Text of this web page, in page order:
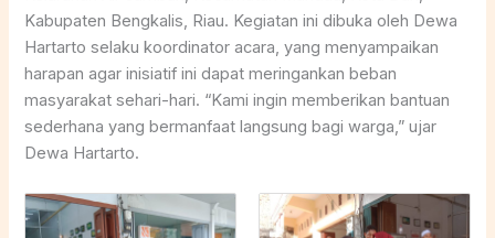
Kabupaten Bengkalis, Riau. Kegiatan ini dibuka oleh Dewa
Hartarto selaku koordinator acara, yang menyampaikan
harapan agar inisiatif ini dapat meringankan beban
masyarakat sehari-hari. “Kami ingin memberikan bantuan
sederhana yang bermanfaat langsung bagi warga,” ujar
Dewa Hartarto.